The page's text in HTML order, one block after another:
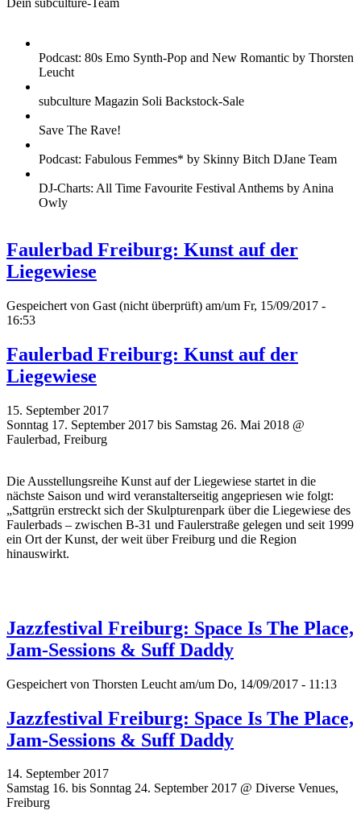
Dein subculture-Team
Podcast: 80s Emo Synth-Pop and New Romantic by Thorsten
Leucht
subculture Magazin Soli Backstock-Sale
Save The Rave!
Podcast: Fabulous Femmes* by Skinny Bitch DJane Team
DJ-Charts: All Time Favourite Festival Anthems by Anina
Owly
Faulerbad Freiburg: Kunst auf der
Liegewiese
Gespeichert von Gast (nicht überprüft) am/um Fr, 15/09/2017 -
16:53
Faulerbad Freiburg: Kunst auf der
Liegewiese
15. September 2017
Sonntag 17. September 2017 bis Samstag 26. Mai 2018 @
Faulerbad, Freiburg
Die Ausstellungsreihe Kunst auf der Liegewiese startet in die
nächste Saison und wird veranstalterseitig angepriesen wie folgt:
„Sattgrün erstreckt sich der Skulpturenpark über die Liegewiese des
Faulerbads – zwischen B-31 und Faulerstraße gelegen und seit 1999
ein Ort der Kunst, der weit über Freiburg und die Region
hinauswirkt.
Jazzfestival Freiburg: Space Is The Place,
Jam-Sessions & Suff Daddy
Gespeichert von Thorsten Leucht am/um Do, 14/09/2017 - 11:13
Jazzfestival Freiburg: Space Is The Place,
Jam-Sessions & Suff Daddy
14. September 2017
Samstag 16. bis Sonntag 24. September 2017 @ Diverse Venues,
Freiburg